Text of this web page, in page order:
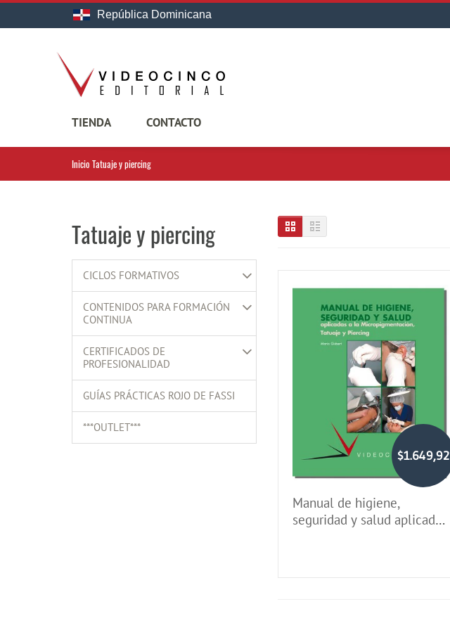
República Dominicana
TIENDA CONTACTO
Inicio Tatuaje y piercing
Tatuaje y piercing
CICLOS FORMATIVOS
CONTENIDOS PARA FORMACIÓN
CONTINUA
CERTIFICADOS DE
PROFESIONALIDAD
GUÍAS PRÁCTICAS ROJO DE FASSI
***OUTLET***
$1.649,92
Manual de higiene,
seguridad y salud aplicadas